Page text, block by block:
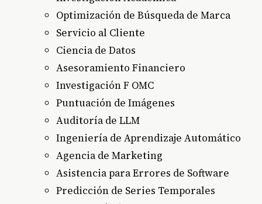
Optimización de Búsqueda de Marca
Servicio al Cliente
Ciencia de Datos
Asesoramiento Financiero
Investigación F OMC
Puntuación de Imágenes
Auditoría de LLM
Ingeniería de Aprendizaje Automático
Agencia de Marketing
Asistencia para Errores de Software
Predicción de Series Temporales